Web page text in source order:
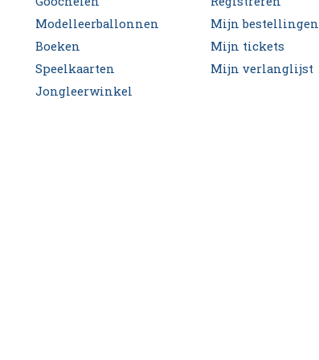
Modelleerballonnen
Boeken
Speelkaarten
Jongleerwinkel
Mijn bestellingen
Mijn tickets
Mijn verlanglijst